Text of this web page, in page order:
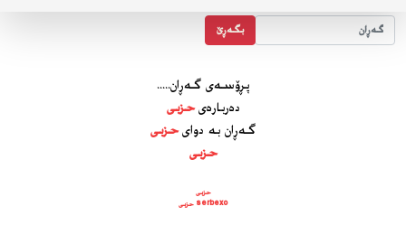
بگه‌ڕێ
پڕۆسه‌ی گه‌ڕان.....
ده‌رباره‌یحزبی
گه‌ڕان به دوایحزبی
حزبی
حزبی
serbexo حزبی